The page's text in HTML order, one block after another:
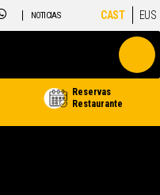
NOTICIAS CAST EUS
Reservas
Restaurante